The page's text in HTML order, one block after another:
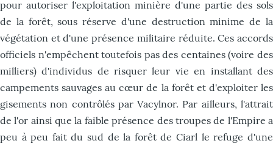
pour autoriser l'exploitation minière d'une partie des sols
de la forêt, sous réserve d'une destruction minime de la
végétation et d'une présence militaire réduite. Ces accords
officiels n'empêchent toutefois pas des centaines (voire des
milliers) d'individus de risquer leur vie en installant des
campements sauvages au cœur de la forêt et d'exploiter les
gisements non contrôlés par Vacylnor. Par ailleurs, l'attrait
de l'or ainsi que la faible présence des troupes de l'Empire a
peu à peu fait du sud de la forêt de Ciarl le refuge d'une